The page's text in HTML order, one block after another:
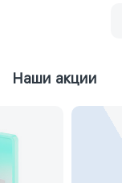
Наши акции